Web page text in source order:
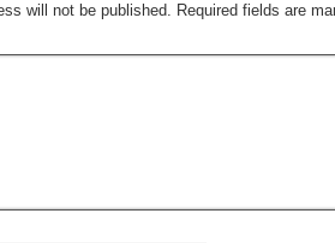
will not be published. Required fields are